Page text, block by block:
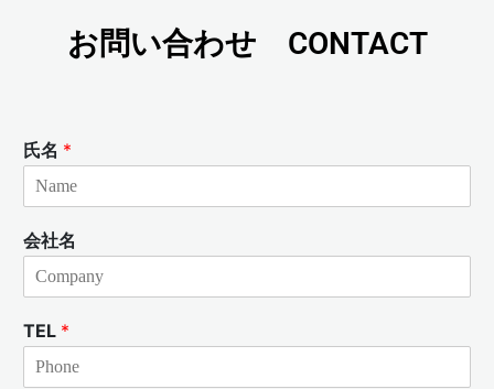
お問い合わせ CONTACT
氏名 *
会社名
TEL *